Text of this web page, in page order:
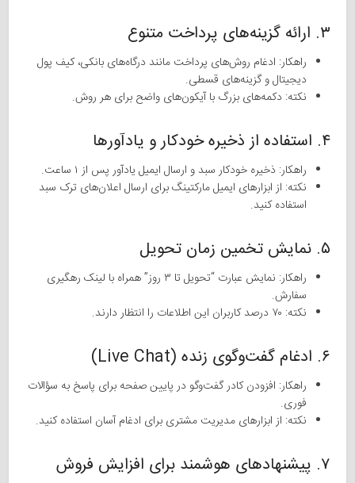
۳. ارائه گزینه‌های پرداخت متنوع
راهکار: ادغام روش‌های پرداخت مانند درگاه‌های بانکی، کیف پول
دیجیتال و گزینه‌های قسطی.
نکته: دکمه‌های بزرگ با آیکون‌های واضح برای هر روش.
۴. استفاده از ذخیره خودکار و یادآورها
راهکار: ذخیره خودکار سبد و ارسال ایمیل یادآور پس از ۱ ساعت.
نکته: از ابزارهای ایمیل مارکتینگ برای ارسال اعلان‌های ترک سبد
استفاده کنید.
۵. نمایش تخمین زمان تحویل
راهکار: نمایش عبارت “تحویل تا ۳ روز” همراه با لینک رهگیری
سفارش.
نکته: ۷۰ درصد کاربران این اطلاعات را انتظار دارند.
۶. ادغام گفت‌وگوی زنده (Live Chat)
راهکار: افزودن کادر گفت‌وگو در پایین صفحه برای پاسخ به سؤالات
فوری.
نکته: از ابزارهای مدیریت مشتری برای ادغام آسان استفاده کنید.
۷. پیشنهادهای هوشمند برای افزایش فروش